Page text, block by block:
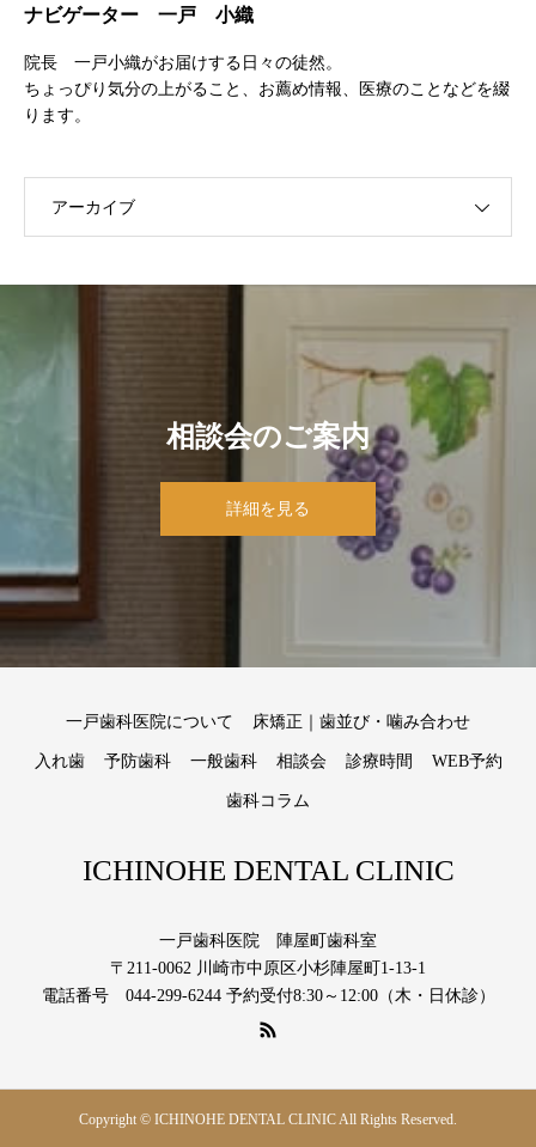
ナビゲーター 一戸 小織
院長 一戸小織がお届けする日々の徒然。
ちょっぴり気分の上がること、お薦め情報、医療のことなどを綴
ります。
アーカイブ
相談会のご案内
詳細を見る
一戸歯科医院について 床矯正｜歯並び・噛み合わせ
入れ歯 予防歯科 一般歯科 相談会 診療時間 WEB予約
歯科コラム
ICHINOHE DENTAL CLINIC
一戸歯科医院 陣屋町歯科室
〒211-0062 川崎市中原区小杉陣屋町1-13-1
電話番号 044-299-6244 予約受付8:30～12:00（木・日休診）
Copyright © ICHINOHE DENTAL CLINIC All Rights Reserved.